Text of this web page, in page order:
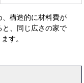
構造的に材料費が
と、同じ広さの家で
す。